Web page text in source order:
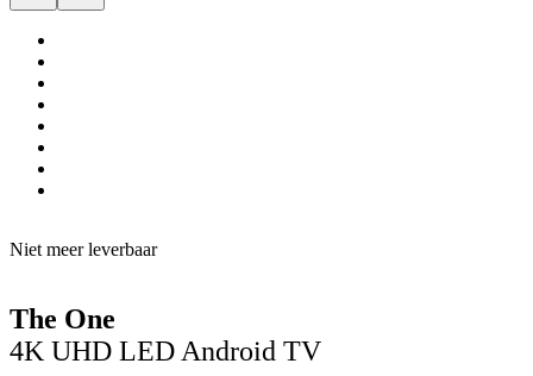
Niet meer leverbaar
The One
4K UHD LED Android TV